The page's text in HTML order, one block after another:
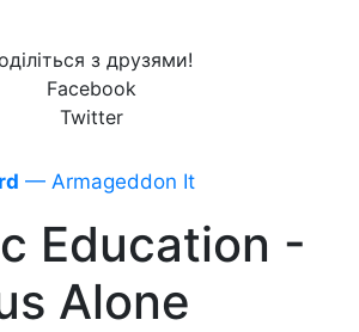
з друзями!
Facebook
Twitter
— Armageddon It
Education -
Alone